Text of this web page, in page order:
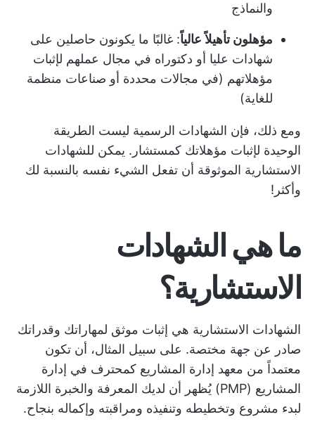
والنماذج
مؤهلون تأهيلاً عالياً: غالبًا ما يكونون حاصلين على
شهادات عليا أو دكتوراه في مجال عملهم لإثبات
مؤهلاتهم (في مجالات محددة أو صناعات منظمة
للغاية)
ومع ذلك، فإن الشهادات الرسمية ليست الطريقة
الوحيدة لإثبات مؤهلاتك كمستشار. يمكن للشهادات
الاستشارية الموثوقة أن تفعل الشيء نفسه بالنسبة لك
وأكثر!
ما هي الشهادات
الاستشارية؟
الشهادات الاستشارية هي إثبات موثق لمهاراتك وقدراتك
صادر عن جهة مختصة. على سبيل المثال، أن تكون
معتمداً من معهد إدارة المشاريع كمحترف في إدارة
المشاريع (PMP) يُظهر أن لديك المعرفة والخبرة اللازمة
لبدء مشروع وتخطيطه وتنفيذه ومراقبته وإكماله بنجاح.